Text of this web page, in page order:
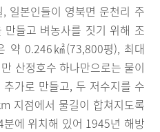
일본인들이 영북면 운천리 주
들고 벼농사를 짓기 위해 조
약 0.246㎢(73,800평), 최대
산정호수 하나만으로는 물이
가로 만들고, 두 저수지를 수
지점에서 물길이 합쳐지도록
에 위치해 있어 1945년 해방